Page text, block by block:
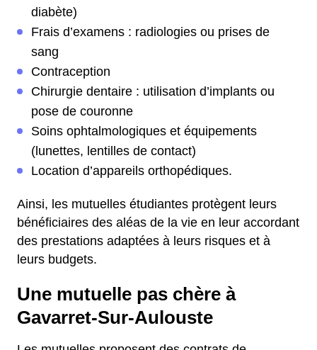
diabète)
Frais d’examens : radiologies ou prises de
sang
Contraception
Chirurgie dentaire : utilisation d’implants ou
pose de couronne
Soins ophtalmologiques et équipements
(lunettes, lentilles de contact)
Location d’appareils orthopédiques.
Ainsi, les mutuelles étudiantes protègent leurs
bénéficiaires des aléas de la vie en leur accordant
des prestations adaptées à leurs risques et à
leurs budgets.
Une mutuelle pas chère à
Gavarret-Sur-Aulouste